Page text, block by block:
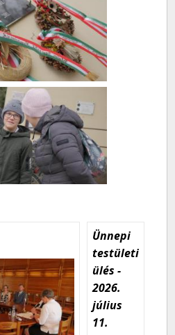
Ünnepi
testületi
ülés -
2026.
július
11.